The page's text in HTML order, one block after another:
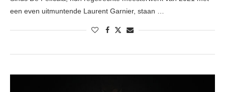
een even uitmuntende Laurent Garnier, staan …